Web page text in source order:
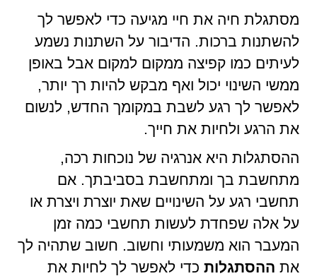
מסתגלת חיה את חיי מגיעה כדי לאפשר לך
להשתנות ברכות. הדיבור על השתנות נשמע
לעיתים כמו קפיצה ממקום למקום אבל באופן
ממשי השינוי יכול ואף מבקש להיות רך יותר,
לאפשר לך רגע לשבת במקומך החדש, לנשום
את הרגע ולחיות את חייך.
ההסתגלות היא אנרגיה של נוכחות רכה,
מתחשבת בך ומתחשבת בסביבתך. אם
תחשבי רגע על השינויים שאת יוצרת ויצרת או
על אלה שפחדת לעשות תחשבי כמה זמן
המעבר הוא משמעותי וחשוב. חשוב שתהיה לך
את ההסתגלות כדי לאפשר לך לחיות את